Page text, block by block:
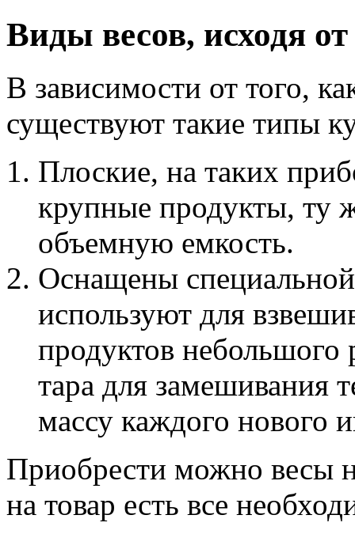
Виды весов, исходя
В зависимости от того,
существуют такие типы
Плоские, на таких
крупные продукты, ту
объемную емкость.
Оснащены
используют для
продуктов небольшого
тара для замешивания
массу каждого нового
Приобрести можно весы
на товар есть все